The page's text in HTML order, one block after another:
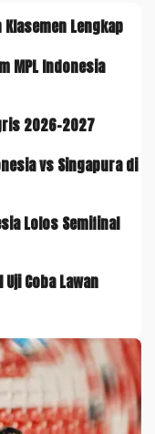
Klasemen Lengkap
MPL Indonesia
2026-2027
vs Singapura di
Lolos Semifinal
Coba Lawan